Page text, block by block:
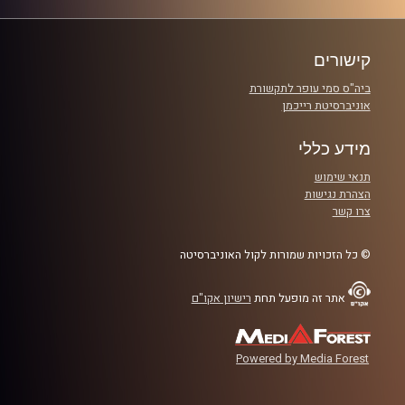
קישורים
ביה"ס סמי עופר לתקשורת
אוניברסיטת רייכמן
מידע כללי
תנאי שימוש
הצהרת נגישות
צרו קשר
© כל הזכויות שמורות לקול האוניברסיטה
אתר זה מופעל תחת רישיון אקו"ם
Powered by Media Forest